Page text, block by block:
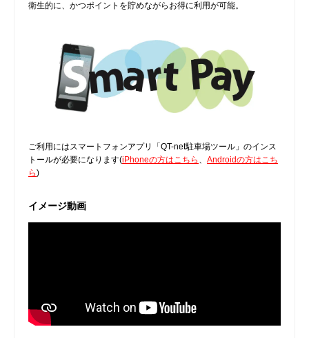
衛生的に、かつポイントを貯めながらお得に利用が可能。
ご利用にはスマートフォンアプリ「QT-net駐車場ツール」のインス
トールが必要になります(iPhoneの方はこちら
Androidの方はこち
ら)
イメージ動画